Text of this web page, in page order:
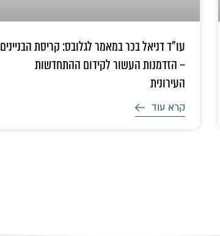
עו"ד דניאל בכר במאמר לגלובס: קריסת הבניינים
– הזדמנות העשור לקידום ההתחדשות
העירונית
קרא עוד